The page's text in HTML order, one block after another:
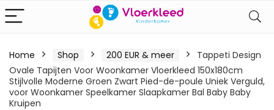
Home Shop 200 EUR & meer
Tappeti Design
Ovale Tapijten Voor Woonkamer Vloerkleed 150x180cm
Stijlvolle Moderne Groen Zwart Pied-de-poule Uniek Verguld,
voor Woonkamer Speelkamer Slaapkamer Bal Baby Baby
Kruipen